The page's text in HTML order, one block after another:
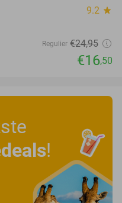
9.2 star
Regulier €24,95
€16,50
!